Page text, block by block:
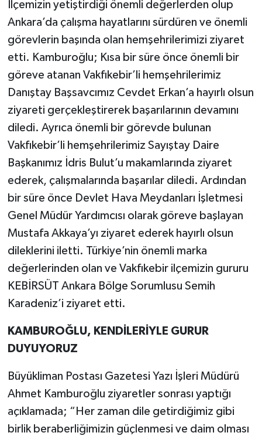
İlçemizin yetiştirdiği önemli değerlerden olup
Ankara’da çalışma hayatlarını sürdüren ve önemli
görevlerin başında olan hemşehrilerimizi ziyaret
etti. Kamburoğlu; Kısa bir süre önce önemli bir
göreve atanan Vakfıkebir’li hemşehrilerimiz
Danıştay Başsavcımız Cevdet Erkan’a hayırlı olsun
ziyareti gerçekleştirerek başarılarının devamını
diledi. Ayrıca önemli bir görevde bulunan
Vakfıkebir’li hemşehrilerimiz Sayıştay Daire
Başkanımız İdris Bulut’u makamlarında ziyaret
ederek, çalışmalarında başarılar diledi. Ardından
bir süre önce Devlet Hava Meydanları İşletmesi
Genel Müdür Yardımcısı olarak göreve başlayan
Mustafa Akkaya’yı ziyaret ederek hayırlı olsun
dileklerini iletti. Türkiye’nin önemli marka
değerlerinden olan ve Vakfıkebir ilçemizin gururu
KEBİRSÜT Ankara Bölge Sorumlusu Semih
Karadeniz’i ziyaret etti.
KAMBUROĞLU, KENDİLERİYLE GURUR
DUYUYORUZ
Büyükliman Postası Gazetesi Yazı İşleri Müdürü
Ahmet Kamburoğlu ziyaretler sonrası yaptığı
açıklamada; “Her zaman dile getirdiğimiz gibi
birlik beraberliğimizin güçlenmesi ve daim olması